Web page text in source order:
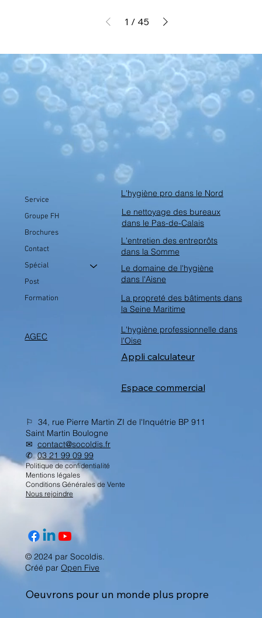
1 / 45
Service
Groupe FH
Brochures
Contact
Spécial
Post
Formation
AGEC
L'hygiène pro dans le Nord
Le nettoyage des bureaux
dans le Pas-de-Calais
L'entretien des entreprôts
dans la Somme
Le domaine de l'hygiène
dans l'Aisne
La propreté des bâtiments dans
la Seine Maritime
L'hygiène professionnelle dans
l'Oise
Espace commercial
Appli calculateur
⚐ 34, rue Pierre Martin ZI de l'Inquétrie BP 911
Saint Martin Boulogne
✉︎ contact@socoldis.fr
✆03 21 99 09 99
Politique de confidentialité
Mentions légales
Conditions Générales de Vente
Nous rejoindre
© 2024 par Socoldis.
Créé parOpen Five
Oeuvrons pour un monde plus propre